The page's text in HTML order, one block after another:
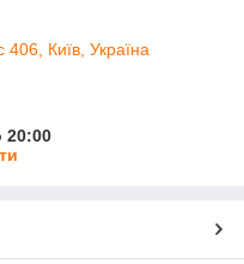
Київ, Україна
20:00